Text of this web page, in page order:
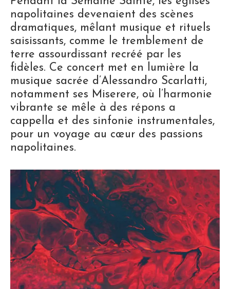
napolitaines devenaient des scènes
dramatiques, mêlant musique et rituels
saisissants, comme le tremblement de
terre assourdissant recréé par les
fidèles. Ce concert met en lumière la
musique sacrée d’Alessandro Scarlatti,
notamment ses Miserere, où l’harmonie
vibrante se mêle à des répons a
cappella et des sinfonie instrumentales,
pour un voyage au cœur des passions
napolitaines.